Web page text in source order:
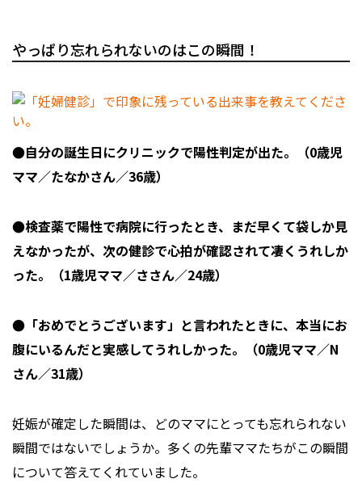
やっぱり忘れられないのはこの瞬間！
●自分の誕生日にクリニックで陽性判定が出た。（0歳児
ママ／たなかさん／36歳）
●検査薬で陽性で病院に行ったとき、まだ早くて袋しか見
えなかったが、次の健診で心拍が確認されて凄くうれしか
った。（1歳児ママ／ささん／24歳）
●「おめでとうございます」と言われたときに、本当にお
腹にいるんだと実感してうれしかった。（0歳児ママ／N
さん／31歳）
妊娠が確定した瞬間は、どのママにとっても忘れられない
瞬間ではないでしょうか。多くの先輩ママたちがこの瞬間
について答えてくれていました。